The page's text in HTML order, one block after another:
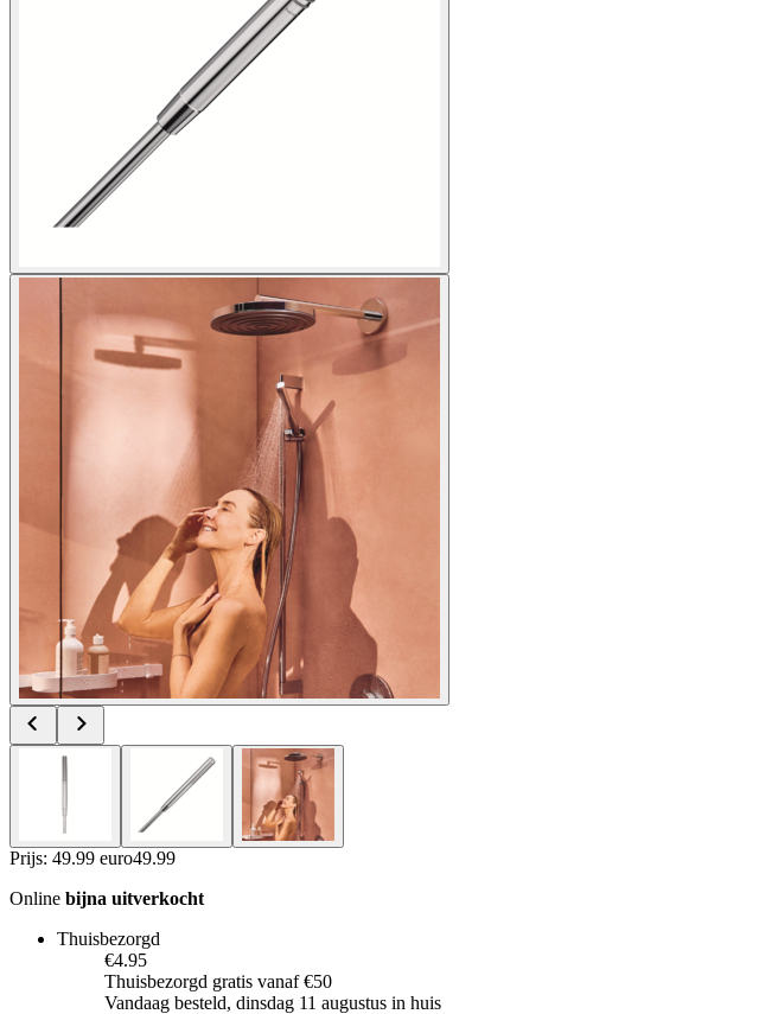
Prijs: 49.99 euro49.99
Online bijna uitverkocht
Thuisbezorgd
€4.95
Thuisbezorgd gratis vanaf €50
Vandaag besteld, dinsdag 11 augustus in huis